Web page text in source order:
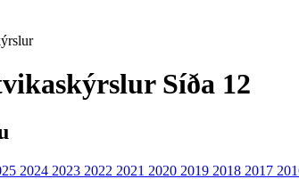
Síða 12
2024 2023 2022 2021 2020 2019 2018 2017